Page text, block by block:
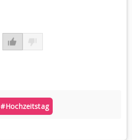
#hochzeitstag